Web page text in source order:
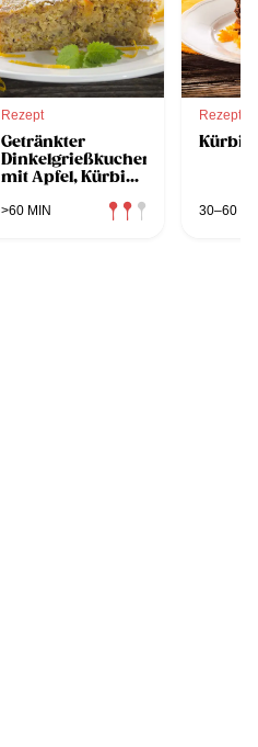
Rezept
Getränkter
Dinkelgrießkuchen
mit Apfel, Kürbis
>60 MIN
Rezept
30–60